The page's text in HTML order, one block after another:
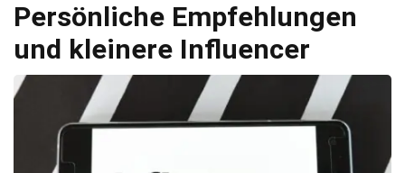
Persönliche Empfehlungen
und kleinere Influencer